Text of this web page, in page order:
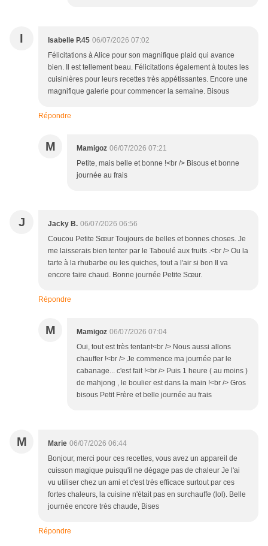
I Isabelle P.45 06/07/2026 07:02
Félicitations à Alice pour son magnifique plaid qui avance
bien. Il est tellement beau. Félicitations également à toutes les
cuisinières pour leurs recettes très appétissantes. Encore une
magnifique galerie pour commencer la semaine. Bisous
Répondre
M Mamigoz 06/07/2026 07:21
Petite, mais belle et bonne !<br /> Bisous et bonne
journée au frais
J Jacky B. 06/07/2026 06:56
Coucou Petite Sœur Toujours de belles et bonnes choses. Je
me laisserais bien tenter par le Taboulé aux fruits .<br /> Ou la
tarte à la rhubarbe ou les quiches, tout a l'air si bon Il va
encore faire chaud. Bonne journée Petite Sœur.
Répondre
M Mamigoz 06/07/2026 07:04
Oui, tout est très tentant<br /> Nous aussi allons
chauffer !<br /> Je commence ma journée par le
cabanage... c'est fait !<br /> Puis 1 heure ( au moins )
de mahjong , le boulier est dans la main !<br /> Gros
bisous Petit Frère et belle journée au frais
M Marie 06/07/2026 06:44
Bonjour, merci pour ces recettes, vous avez un appareil de
cuisson magique puisqu'il ne dégage pas de chaleur Je l'ai
vu utiliser chez un ami et c'est très efficace surtout par ces
fortes chaleurs, la cuisine n'était pas en surchauffe (lol). Belle
journée encore très chaude, Bises
Répondre